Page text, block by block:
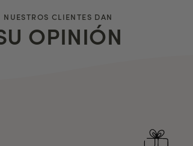
NUESTROS CLIENTES DAN
OPINIÓN